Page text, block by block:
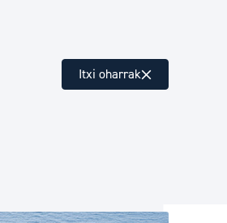
Itxi oharrak